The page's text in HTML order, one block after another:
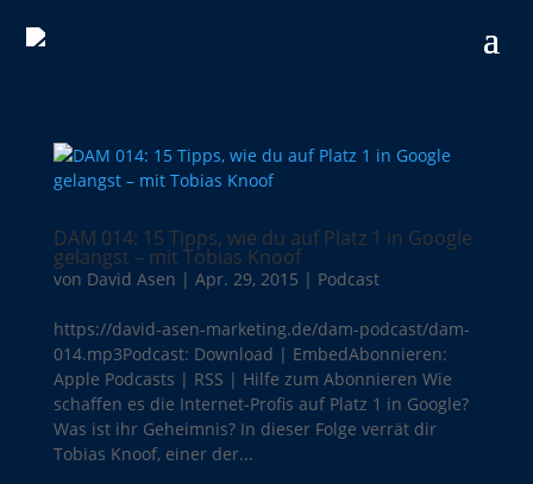
DAM 014: 15 Tipps, wie du auf Platz 1 in Google
gelangst – mit Tobias Knoof
von David Asen | Apr. 29, 2015 | Podcast
https://david-asen-marketing.de/dam-podcast/dam-
014.mp3Podcast: Download | EmbedAbonnieren:
Apple Podcasts | RSS | Hilfe zum Abonnieren Wie
schaffen es die Internet-Profis auf Platz 1 in Google?
Was ist ihr Geheimnis? In dieser Folge verrät dir
Tobias Knoof, einer der...